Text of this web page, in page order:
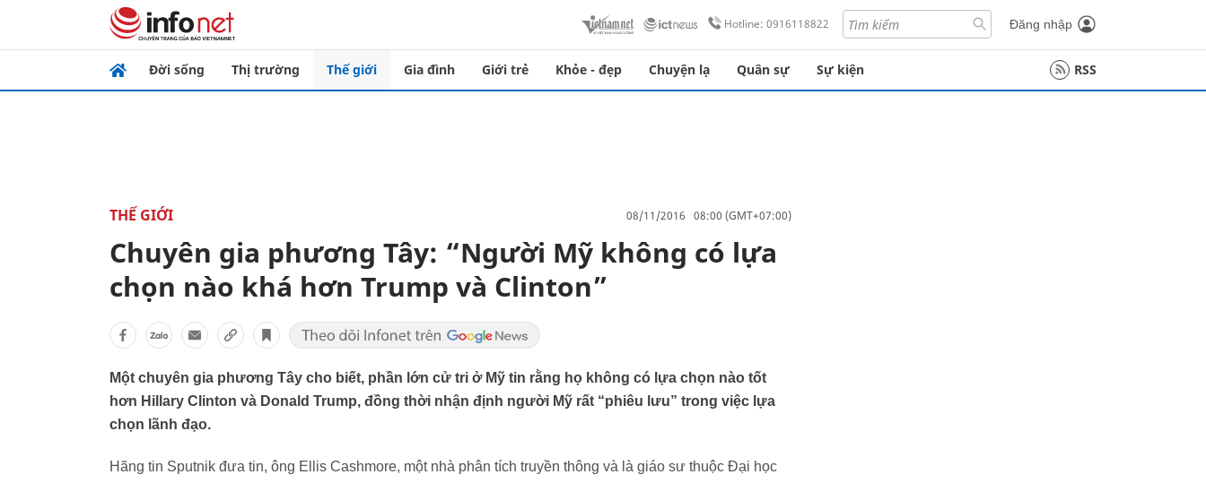
Hotline: 0916118822 Đăng nhập
Đời sống Thị trường Thế giới Gia đình Giới trẻ Khỏe - đẹp Chuyện lạ Quân sự Sự kiện RSS
THẾ GIỚI 08/11/2016 08:00 (GMT+07:00)
Chuyên gia phương Tây: “Người Mỹ không có lựa
chọn nào khá hơn Trump và Clinton”
Một chuyên gia phương Tây cho biết, phần lớn cử tri ở Mỹ tin rằng họ không có lựa chọn nào tốt
hơn Hillary Clinton và Donald Trump, đồng thời nhận định người Mỹ rất “phiêu lưu” trong việc lựa
chọn lãnh đạo.
Hãng tin Sputnik đưa tin, ông Ellis Cashmore, một nhà phân tích truyền thông và là giáo sư thuộc Đại học